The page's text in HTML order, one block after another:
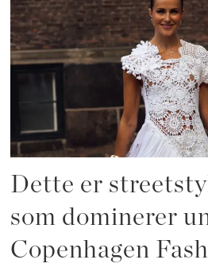
Dette er
som dominerer
Copenhagen